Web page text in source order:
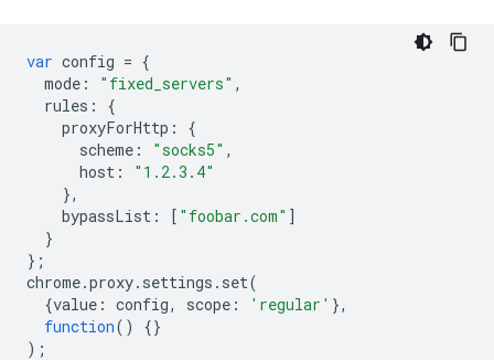
var config = {
mode : "fixed_servers" ,
rules :
{
proxyForHttp :
{
scheme : "socks5" ,
host :
"1.2.3.4"
},
bypassList : [ "foobar.com" ]
}
};
chrome.proxy. settings . set(
{value : config, scope : 'regular' },
function()
{}
);